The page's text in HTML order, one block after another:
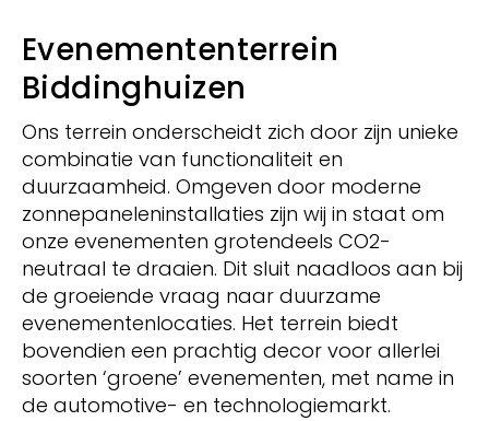
Evenemententerrein
Biddinghuizen
Ons terrein onderscheidt zich door zijn unieke
combinatie van functionaliteit en
duurzaamheid. Omgeven door moderne
zonnepaneleninstallaties zijn wij in staat om
onze evenementen grotendeels CO2-
neutraal te draaien. Dit sluit naadloos aan bij
de groeiende vraag naar duurzame
evenementenlocaties. Het terrein biedt
bovendien een prachtig decor voor allerlei
soorten ‘groene’ evenementen, met name in
de automotive- en technologiemarkt.